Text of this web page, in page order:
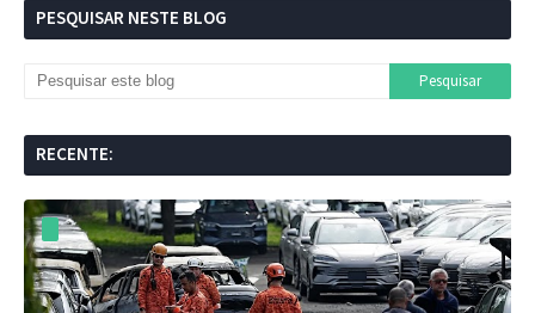
PESQUISAR NESTE BLOG
RECENTE: